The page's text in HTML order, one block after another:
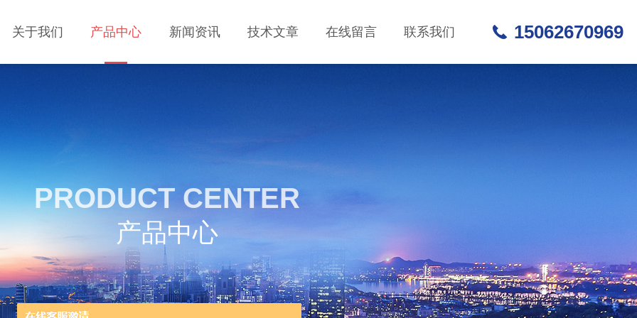
关于我们 产品中心 新闻资讯 技术文章 在线留言 联系我们 15062670969
PRODUCT CENTER
产品中心